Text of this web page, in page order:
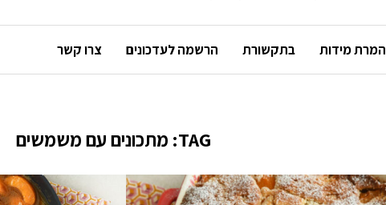
המרת מידות בתקשורת הרשמה לעדכונים צרו קשר
TAG: מתכונים עם משמשים